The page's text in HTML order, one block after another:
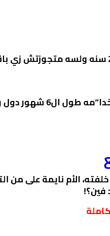
_مش بهزر ونبي اتجوزني 6 شهور بس..اهلي عايزين يجوزوني لواحد قد ابويا عشان كملت ال20
مسكت ايدو بسرعه وتكلمت بد”موع وتتر”جاه : ابوس ايدك ي بيه لتتجوزني
الأم نايمة على من
فين؟!